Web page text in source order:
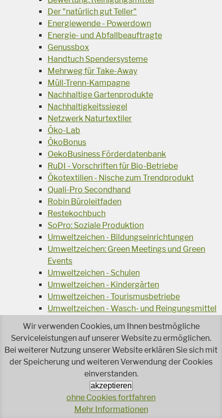
Der "natürlich gut Teller"
Energiewende - Powerdown
Energie- und Abfallbeauftragte
Genussbox
Handtuch Spendersysteme
Mehrweg für Take-Away
Müll-Trenn-Kampagne
Nachhaltige Gartenprodukte
Nachhaltigkeitssiegel
Netzwerk Naturtextiler
Öko-Lab
ÖkoBonus
OekoBusiness Förderdatenbank
RuDI - Vorschriften für Bio-Betriebe
Ökotextilien - Nische zum Trendprodukt
Quali-Pro Secondhand
Robin Büroleitfaden
Restekochbuch
SoPro: Soziale Produktion
Umweltzeichen - Bildungseinrichtungen
Umweltzeichen: Green Meetings und Green
Events
Umweltzeichen - Schulen
Umweltzeichen - Kindergärten
Umweltzeichen - Tourismusbetriebe
Umweltzeichen - Wasch- und Reingungsmittel
Wiederverwendung von Elektroaltgeräten
Wasser - das Businessgetränk
Wohnprojekt Parcours
Jetzt faire und ökologische Mode kaufen!
Reparieren leicht gemacht!
Wir verwenden Cookies, um Ihnen bestmögliche
Serviceleistungen auf unserer Website zu ermöglichen.
Bei weiterer Nutzung unserer Website erklären Sie sich mit
der Speicherung und weiteren Verwendung der Cookies
einverstanden.
akzeptieren
ohne Cookies fortfahren
Mehr Informationen